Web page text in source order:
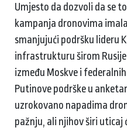
Umjesto da dozvoli da se
kampanja dronovima
smanjujući podršku lideru
infrastrukturu širom
između Moskve i
Putinove podrške u
uzrokovano napadima
pažnju, ali njihov širi uticaj